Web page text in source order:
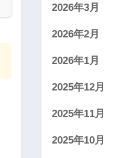
2026年3月
2026年2月
2026年1月
2025年12月
2025年11月
2025年10月